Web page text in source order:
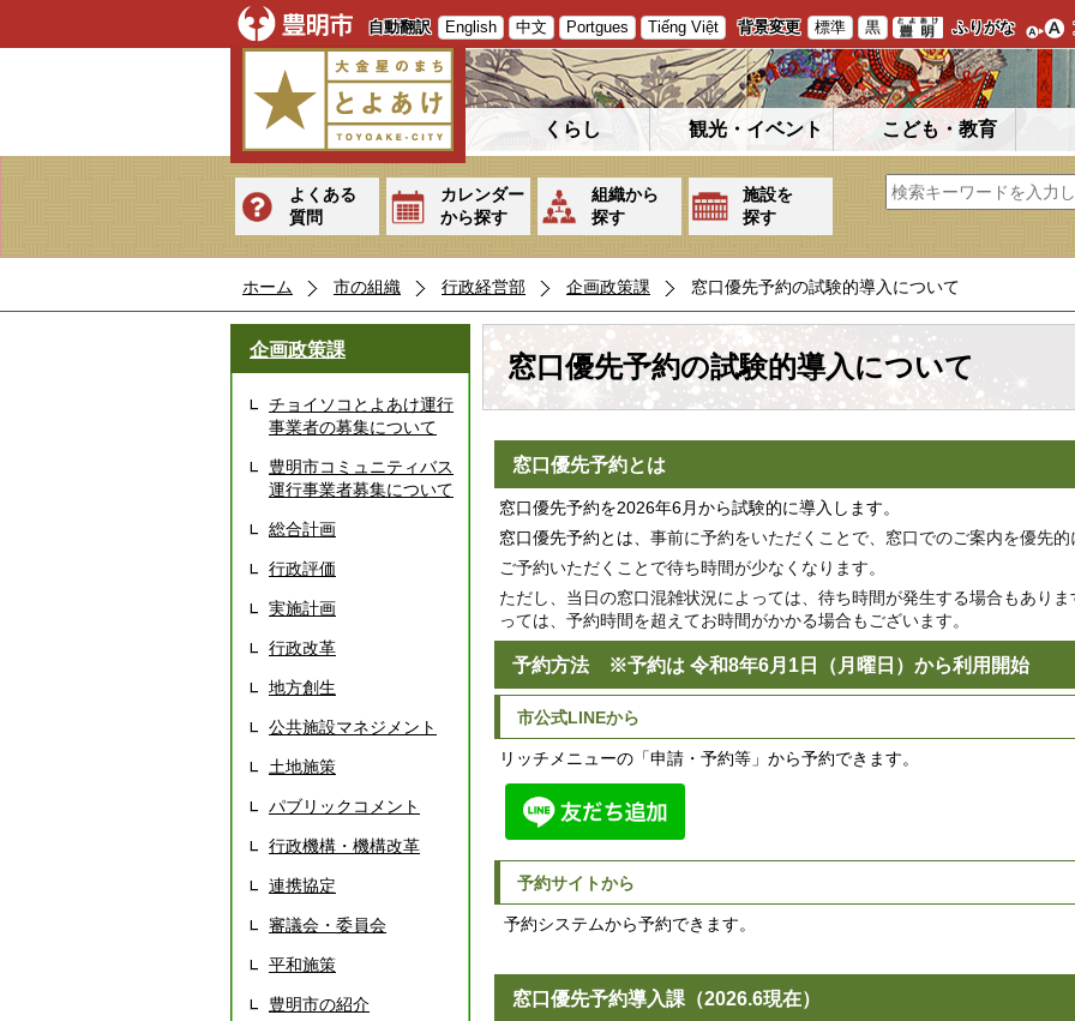
自動翻訳 English 中文 Portgues Tiếng Việt 背景変更 標準 黒 ふりがな
くらし 観光・イベント こども・教育
よくある
質問
カレンダー
から探す
組織から
探す
施設を
探す
ホーム 市の組織 行政経営部 企画政策課 窓口優先予約の試験的導入について
企画政策課
チョイソコとよあけ運行
事業者の募集について
豊明市コミュニティバス
運行事業者募集について
総合計画
行政評価
実施計画
行政改革
地方創生
公共施設マネジメント
土地施策
パブリックコメント
行政機構・機構改革
連携協定
審議会・委員会
平和施策
豊明市の紹介
窓口優先予約の試験的導入について
窓口優先予約とは
窓口優先予約を2026年6月から試験的に導入します。
窓口優先予約とは、 事前に予約をいただくことで、窓口でのご案内を優先的
ご予約いただくことで待ち時間が少なくなります。
ただし、 当日の窓口混雑状況によっては、待ち時間が発生する場合もあり
っては、予約時間を超えてお時間がかかる場合もございます。
予約方法 ※予約は 令和8年6月1日（月曜日）から利用開始
市公式LINEから
リッチメニューの「申請・予約等」から予約できます。
予約サイトから
予約システムから予約できます。
窓口優先予約導入課（2026.6現在）